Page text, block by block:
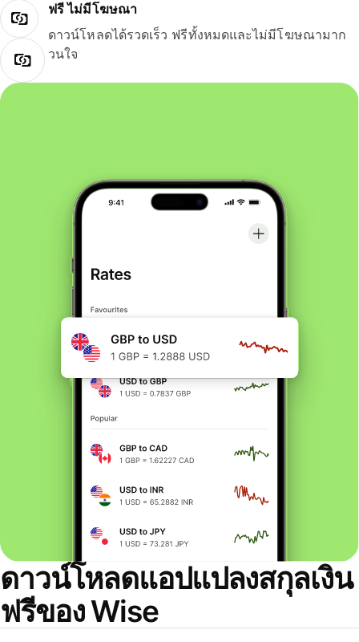
ฟรี ไม่มีโฆษณา
ดาวน์โหลดได้รวดเร็ว ฟรีทั้งหมดและไม่มีโฆษณามาก
วนใจ
ดาวน์โหลดแอปแปลงสกุลเงิน
ฟรีของ Wise